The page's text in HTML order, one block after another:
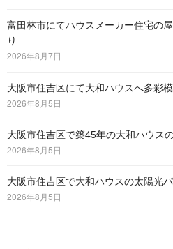
富田林市にてハウスメーカー住宅の
り
2026年8月7日
大阪市住吉区にて大和ハウスへ多彩
2026年8月5日
大阪市住吉区で築45年の大和ハウス
2026年8月5日
大阪市住吉区で大和ハウスの太陽光
2026年8月5日